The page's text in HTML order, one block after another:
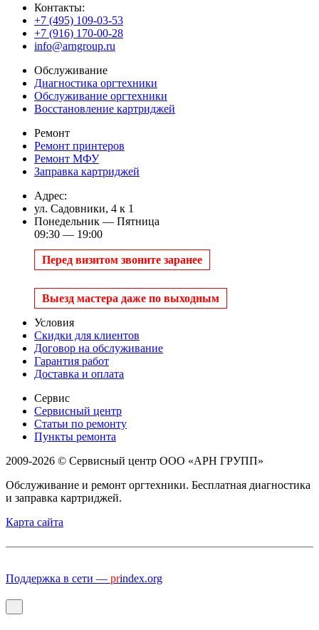
Контакты:
+7 (495) 109-03-53
+7 (916) 170-00-28
info@arngroup.ru
Обслуживание
Диагностика оргтехники
Обслуживание оргтехники
Восстановление картриджей
Ремонт
Ремонт принтеров
Ремонт МФУ
Заправка картриджей
Адрес:
ул. Садовники, 4 к 1
Понедельник — Пятница
09:30 — 19:00
Перед визитом звоните заранее
Выезд мастера даже по выходным
Условия
Скидки для клиентов
Договор на обслуживание
Гарантия работ
Доставка и оплата
Сервис
Сервисный центр
Статьи по ремонту
Пункты ремонта
2009-2026 © Сервисный центр ООО «АРН ГРУПП»
Обслуживание и ремонт оргтехники. Бесплатная диагностика
и заправка картриджей.
Карта сайта
Поддержка в сети — prindex.org